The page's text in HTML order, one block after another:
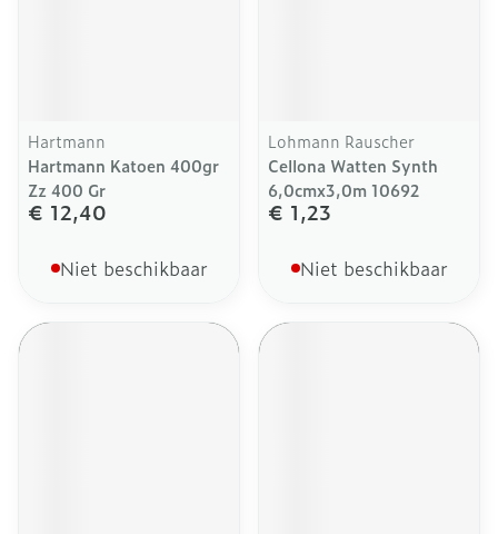
Hartmann
Hartmann Katoen 400gr
Zz 400 Gr
€ 12,40
Niet beschikbaar
Lohmann Rauscher
Cellona Watten Synth
6,0cmx3,0m 10692
€ 1,23
Niet beschikbaar